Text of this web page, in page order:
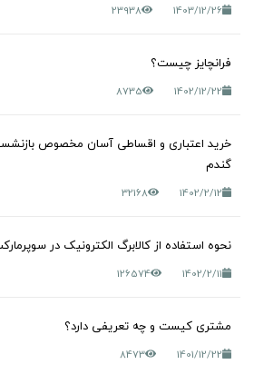
1403/12/26
23938
فرانچایز چیست؟
1402/12/22
8735
خرید اعتباری و اقساطی آسان مخصوص
گندم
1402/2/12
32168
نحوه استفاده از کالابرگ الکترونیک در
1402/2/11
126574
مشتری کیست و چه تعریفی دارد؟
1401/12/22
8473